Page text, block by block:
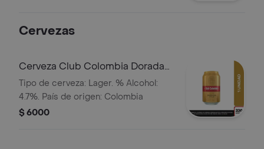
Cervezas
Cerveza Club Colombia Dorada
Lta 330ml
Tipo de cerveza: Lager. % Alcohol:
4.7%. País de origen: Colombia
$ 6000